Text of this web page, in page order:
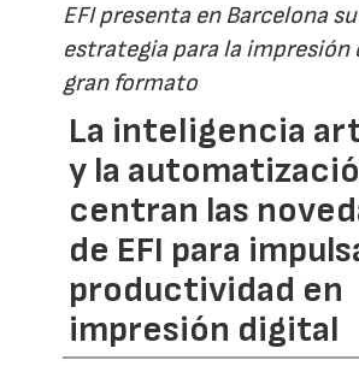
EFI presenta en Barcelona
estrategia para la impresión
gran formato
La inteligencia
y la
centran las
de EFI para
productividad en
impresión digital